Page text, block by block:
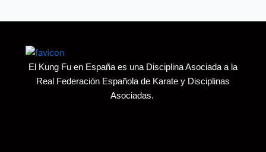
El Kung Fu en España es una Disciplina Asociada a la
Real Federación Española de Karate y Disciplinas
Asociadas.